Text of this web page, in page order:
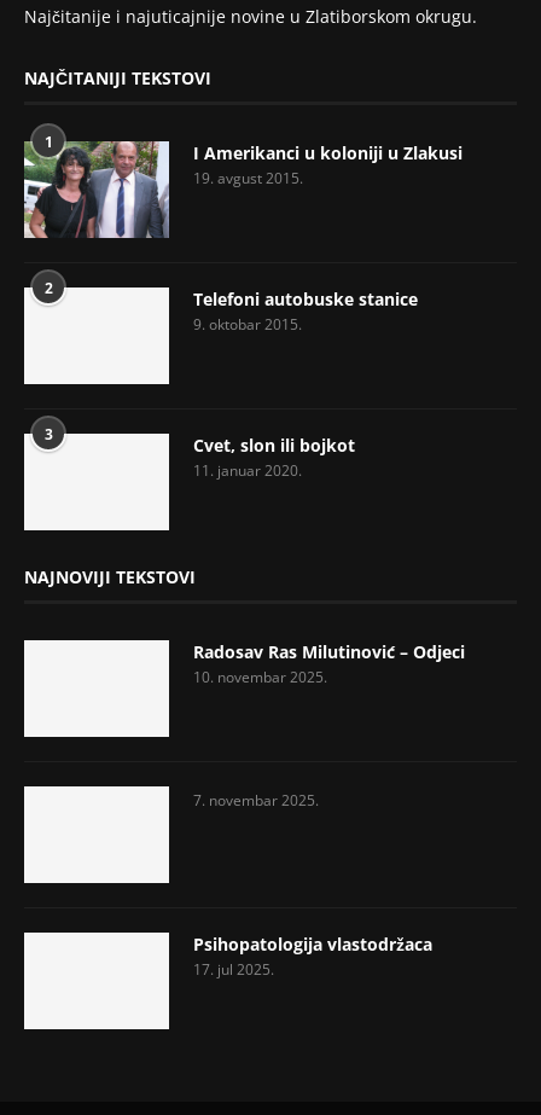
Najčitanije i najuticajnije novine u Zlatiborskom okrugu.
NAJČITANIJI TEKSTOVI
1 I Amerikanci u koloniji u Zlakusi
19. avgust 2015.
2 Telefoni autobuske stanice
9. oktobar 2015.
3 Cvet, slon ili bojkot
11. januar 2020.
NAJNOVIJI TEKSTOVI
Radosav Ras Milutinović – Odjeci
10. novembar 2025.
7. novembar 2025.
Psihopatologija vlastodržaca
17. jul 2025.